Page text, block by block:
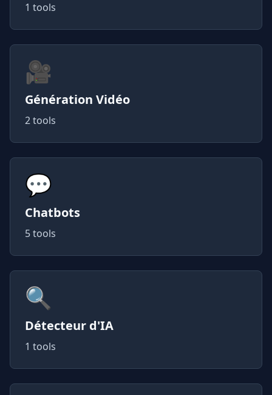
1 tools
🎥
Génération Vidéo
2 tools
💬
Chatbots
5 tools
🔍
Détecteur d'IA
1 tools